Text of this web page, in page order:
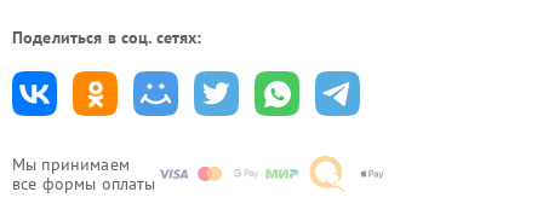
Мы принимаем
все формы оплаты
Поделиться в соц. сетях: